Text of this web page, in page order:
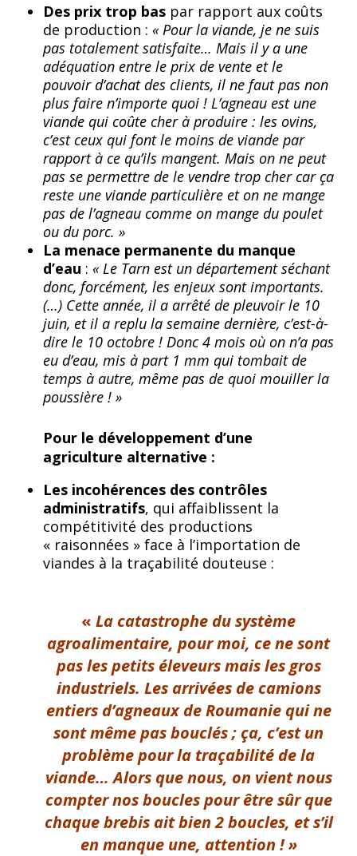
Des prix trop bas par rapport aux coûts
de production : « Pour la viande, je ne suis
pas totalement satisfaite… Mais il y a une
adéquation entre le prix de vente et le
pouvoir d’achat des clients, il ne faut pas non
plus faire n’importe quoi ! L’agneau est une
viande qui coûte cher à produire : les ovins,
c’est ceux qui font le moins de viande par
rapport à ce qu’ils mangent. Mais on ne peut
pas se permettre de le vendre trop cher car ça
reste une viande particulière et on ne mange
pas de l’agneau comme on mange du poulet
ou du porc. »
La menace permanente du manque
d’eau : « Le Tarn est un département séchant
donc, forcément, les enjeux sont importants.
(…) Cette année, il a arrêté de pleuvoir le 10
juin, et il a replu la semaine dernière, c’est-à-
dire le 10 octobre ! Donc 4 mois où on n’a pas
eu d’eau, mis à part 1 mm qui tombait de
temps à autre, même pas de quoi mouiller la
poussière ! »
Pour le développement d’une
agriculture alternative :
Les incohérences des contrôles
administratifs, qui affaiblissent la
compétitivité des productions
« raisonnées » face à l’importation de
viandes à la traçabilité douteuse :
« La catastrophe du système
agroalimentaire, pour moi, ce ne sont
pas les petits éleveurs mais les gros
industriels. Les arrivées de camions
entiers d’agneaux de Roumanie qui ne
sont même pas bouclés ; ça, c’est un
problème pour la traçabilité de la
viande… Alors que nous, on vient nous
compter nos boucles pour être sûr que
chaque brebis ait bien 2 boucles, et s’il
en manque une, attention ! »